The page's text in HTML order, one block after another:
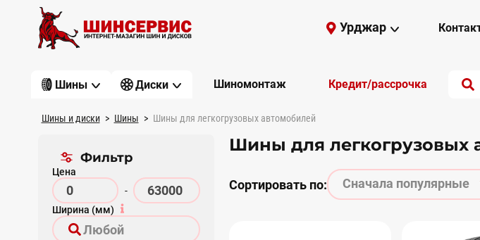
Урджар
Шины Диски Шиномонтаж Кредит/рассрочка
Шины и диски Шины Шины для легкогрузовых автомобилей
Фильтр
Цена
-
Ширина (мм)
Шины для легкогрузовых
Сортировать по: Сначала популярные